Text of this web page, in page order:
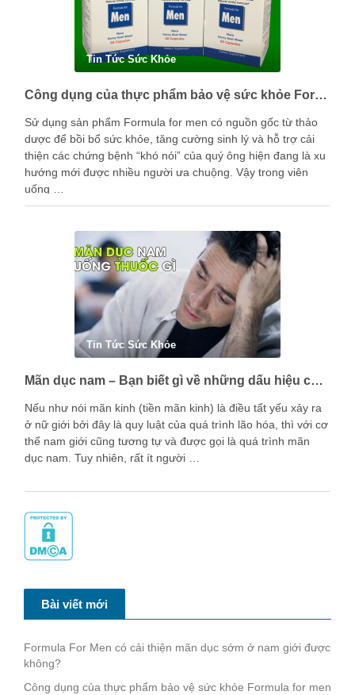
Tin Tức Sức Khỏe
Công dụng của thực phẩm bảo vệ sức khỏe Formula for men là gì?
Sử dụng sản phẩm Formula for men có nguồn gốc từ thảo
dược để bồi bổ sức khỏe, tăng cường sinh lý và hỗ trợ cải
thiện các chứng bệnh “khó nói” của quý ông hiện đang là xu
hướng mới được nhiều người ưa chuộng. Vậy trong viên
uống …
Tin Tức Sức Khỏe
Mãn dục nam – Bạn biết gì về những dấu hiệu của nam giới trong giai đoạn này?
Nếu như nói mãn kinh (tiền mãn kinh) là điều tất yếu xảy ra
ở nữ giới bởi đây là quy luật của quá trình lão hóa, thì với cơ
thể nam giới cũng tương tự và được gọi là quá trình mãn
dục nam. Tuy nhiên, rất ít người …
Bài viết mới
Formula For Men có cải thiện mãn dục sớm ở nam giới được
không?
Công dụng của thực phẩm bảo vệ sức khỏe Formula for men